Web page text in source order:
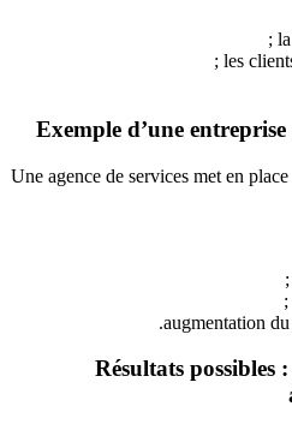
les
Exemple d’une
Une agence de services met en
augmentation
Résultats possibles